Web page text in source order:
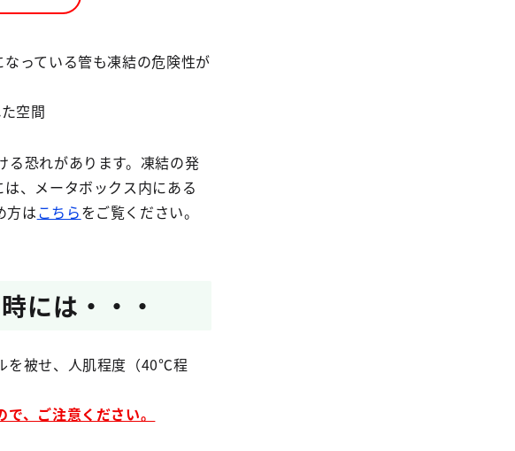
っている管も凍結の危険性が
空間
る恐れがあります。凍結の発
、メータボックス内にある
方はこちらをご覧ください。
には・・・
を被せ、人肌程度（40℃程
、ご注意ください。